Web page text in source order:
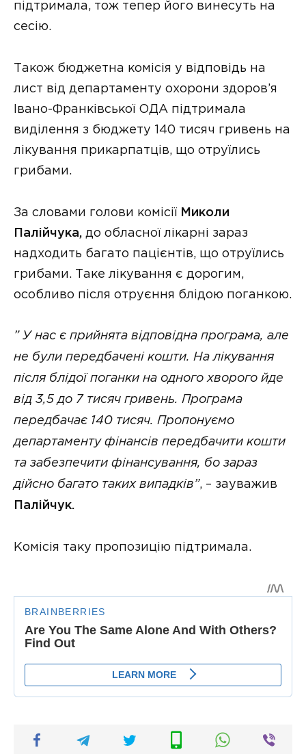
підтримала, тож тепер його винесуть на
сесію.
Також бюджетна комісія у відповідь на
лист від департаменту охорони здоров’я
Івано-Франківської ОДА підтримала
виділення з бюджету 140 тисяч гривень на
лікування прикарпатців, що отруїлись
грибами.
За словами голови комісії Миколи
Палійчука, до обласної лікарні зараз
надходить багато пацієнтів, що отруїлись
грибами. Таке лікування є дорогим,
особливо після отруєння блідою поганкою.
” У нас є прийнята відповідна програма, але
не були передбачені кошти. На лікування
після блідої поганки на одного хворого йде
від 3,5 до 7 тисяч гривень. Програма
передбачає 140 тисяч. Пропонуємо
департаменту фінансів передбачити кошти
та забезпечити фінансування, бо зараз
дійсно багато таких випадків”, – зауважив
Палійчук.
Комісія таку пропозицію підтримала.